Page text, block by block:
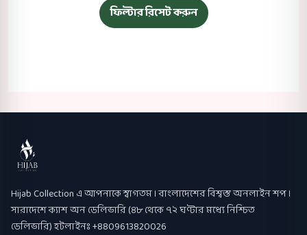
ফিল্টার রিসেট করুন
Hijab Collection
Hijab Collection এ আপনাকে স্বাগতম । বাংলাদেশের বিশ্বস্ত অনলাইন শপ ।
সারাদেশে ক্যাশ অন ডেলিভারি (৪৮ থেকে ৭২ ঘণ্টার মধ্যে নিশ্চিত
ডেলিভারি) হটলাইনঃ +8809613820026